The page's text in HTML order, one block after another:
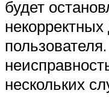
будет
нескольких